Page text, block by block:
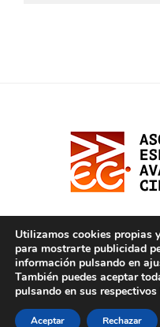
MAPA WEB|QUIÉNES
INVOLÚCRATE
OPINIÓN|
Utilizamos cookies propias
para mostrarte publicidad
información pulsando en
También puedes aceptar
pulsando en sus respectivos
Aceptar Rechazar